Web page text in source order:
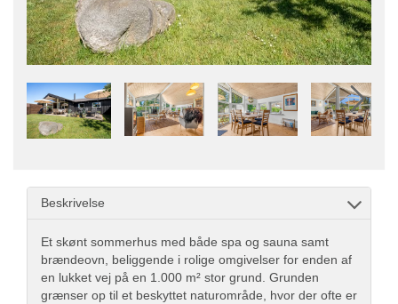
Beskrivelse
Et skønt sommerhus med både spa og sauna samt
brændeovn, beliggende i rolige omgivelser for enden af
en lukket vej på en 1.000 m² stor grund. Grunden
grænser op til et beskyttet naturområde, hvor der ofte er